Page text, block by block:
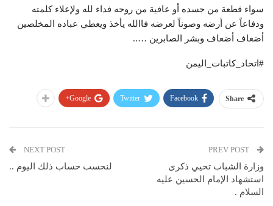
سواء قطعة من جسده أو عافية من روحه فداء لله ولإعلاء كلمته
ودفاعاً عن أرضه وصوناً لعرضه فاالله يأخذ ويعطي عباده المخلصين
أضعاف أضعاف وبشر الصابرين …..
#اتحاد_كاتبات_اليمن
Share
Facebook
Twitter
Google+
وزارة الشباب تحيي ذكرى
استشهاد الإمام الحسين عليه
السلام .
NEXT POST
لنحسب حساب ذلك اليوم ..